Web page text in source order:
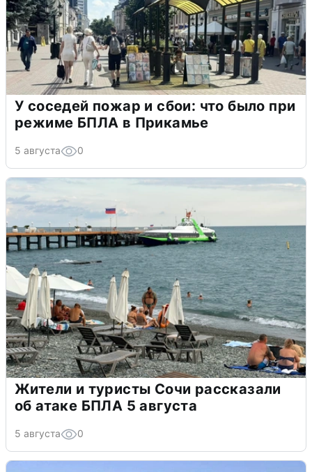
У соседей пожар и сбои: что было при
режиме БПЛА в Прикамье
5 августа 0
Жители и туристы Сочи рассказали
об атаке БПЛА 5 августа
5 августа 0